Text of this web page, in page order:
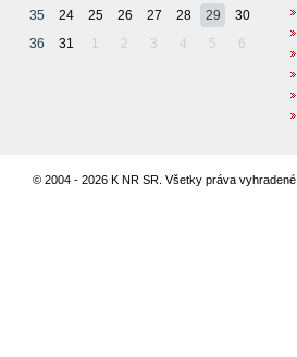
35
24 25 26 27 28 29
30
36
31 1 2 3 4 5 6
© 2004 - 2026 K NR SR. Všetky práva vyhradené.